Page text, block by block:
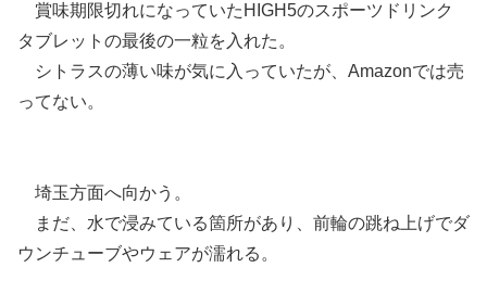
賞味期限切れになっていたHIGH5のスポーツドリンク
タブレットの最後の一粒を入れた。
シトラスの薄い味が気に入っていたが、Amazonでは売
ってない。
埼玉方面へ向かう。
まだ、水で浸みている箇所があり、前輪の跳ね上げでダ
ウンチューブやウェアが濡れる。